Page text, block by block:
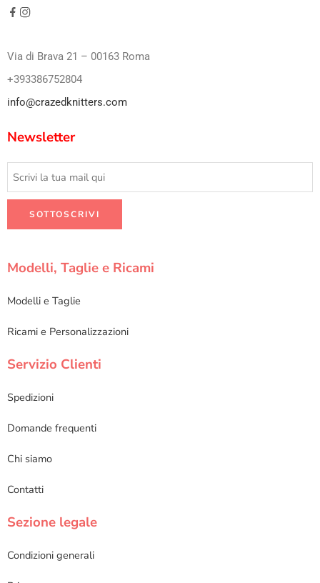
Via di Brava 21 – 00163 Roma
+393386752804
info@crazedknitters.com
Newsletter
Modelli, Taglie e Ricami
Modelli e Taglie
Ricami e Personalizzazioni
Servizio Clienti
Spedizioni
Domande frequenti
Chi siamo
Contatti
Sezione legale
Condizioni generali